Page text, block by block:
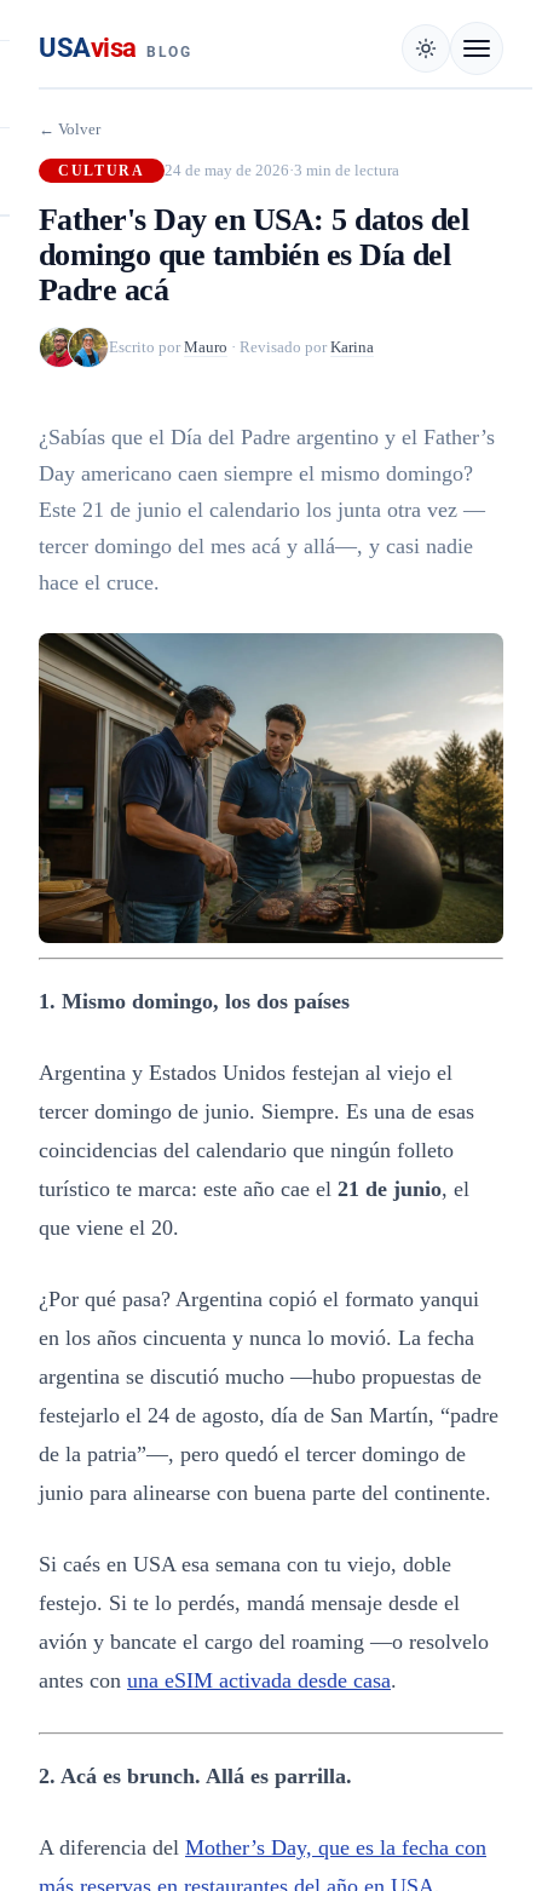
USAvisa BLOG
← Volver
CULTURA 24 de may de 2026·3 min de lectura
Father's Day en USA: 5 datos del
domingo que también es Día del
Padre acá
Escrito por Mauro · Revisado por Karina
¿Sabías que el Día del Padre argentino y el Father’s
Day americano caen siempre el mismo domingo?
Este 21 de junio el calendario los junta otra vez —
tercer domingo del mes acá y allá—, y casi nadie
hace el cruce.
1. Mismo domingo, los dos países
Argentina y Estados Unidos festejan al viejo el
tercer domingo de junio. Siempre. Es una de esas
coincidencias del calendario que ningún folleto
turístico te marca: este año cae el 21 de junio, el
que viene el 20.
¿Por qué pasa? Argentina copió el formato yanqui
en los años cincuenta y nunca lo movió. La fecha
argentina se discutió mucho —hubo propuestas de
festejarlo el 24 de agosto, día de San Martín, “padre
de la patria”—, pero quedó el tercer domingo de
junio para alinearse con buena parte del continente.
Si caés en USA esa semana con tu viejo, doble
festejo. Si te lo perdés, mandá mensaje desde el
avión y bancate el cargo del roaming —o resolvelo
antes con una eSIM activada desde casa.
2. Acá es brunch. Allá es parrilla.
A diferencia del Mother’s Day, que es la fecha con
más reservas en restaurantes del año en USA,